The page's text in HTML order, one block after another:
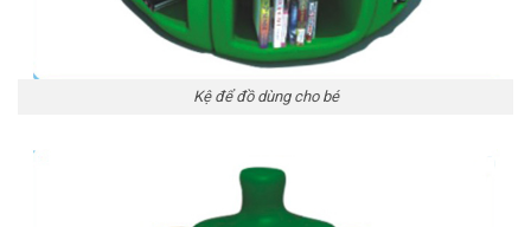
Kệ để đồ dùng cho bé